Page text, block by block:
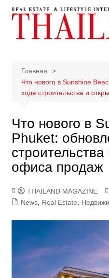
Перейти
Главная
Что нового в Sunshine
ходе строительства и
Что нового в
Phuket:
офиса продаж
THAILAND MAGAZINE
News, Real Estate